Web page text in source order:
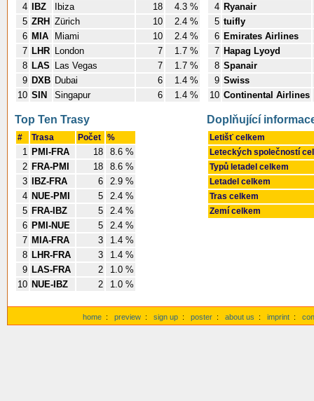
4
IBZ Ibiza 18
4.3 %
5 ZRH Zürich 10
2.4 %
6 MIA Miami 10
2.4 %
7 LHR London 7
1.7 %
8 LAS Las Vegas 7
1.7 %
9 DXB Dubai 6
1.4 %
10 SIN Singapur 6 1.4 %
4 Ryanair
5 tuifly
6 Emirates Airlines
7 Hapag Lyoyd
8 Spanair
9 Swiss
10 Continental Airlines
Top Ten Trasy
# Trasa Počet %
1 PMI-FRA 18
8.6 %
2 FRA-PMI 18
8.6 %
3
IBZ-FRA 6
2.9 %
4 NUE-PMI 5
2.4 %
5 FRA-IBZ 5
2.4 %
6 PMI-NUE 5
2.4 %
7 MIA-FRA 3
1.4 %
8 LHR-FRA 3
1.4 %
9 LAS-FRA 2
1.0 %
10 NUE-IBZ 2 1.0 %
Doplňující
Letišť celkem
Leteckých společností
Typů letadel celkem
Letadel celkem
Tras celkem
Zemí celkem
home : preview : sign up : poster : about us : imprint :